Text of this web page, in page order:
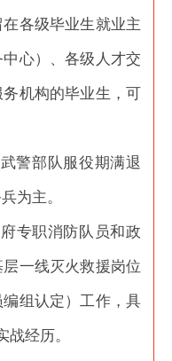
各级毕业生就业主
心）、各级人才交
机构的毕业生，可
警部队服役期满退
为主。
专职消防队员和政
一线灭火救援岗位
编组认定）工作，具
经历。